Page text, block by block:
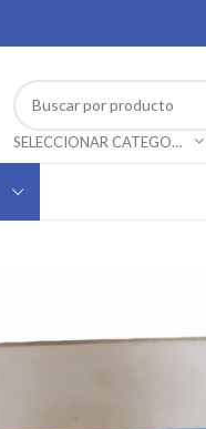
SELECCIONAR CATEGORÍA